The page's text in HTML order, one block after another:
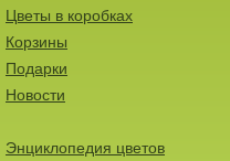
Цветы в коробках
Корзины
Подарки
Новости
Энциклопедия цветов